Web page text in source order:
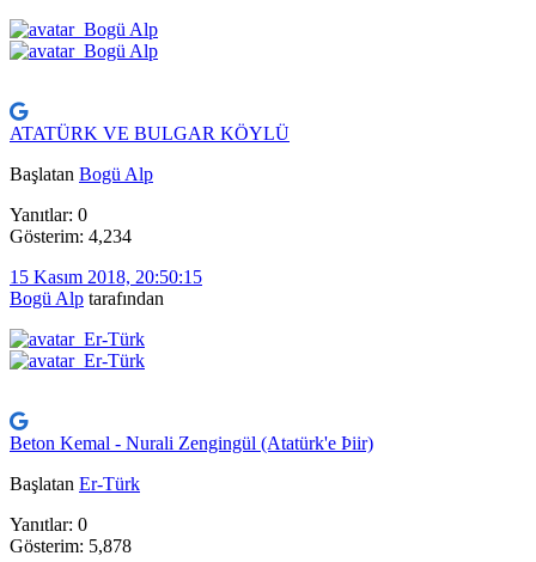
ATATÜRK VE BULGAR KÖYLÜ
Başlatan Bogü Alp
Yanıtlar: 0
Gösterim: 4,234
15 Kasım 2018, 20:50:15
Bogü Alp tarafından
Beton Kemal - Nurali Zengingül (Atatürk'e Þiir)
Başlatan Er-Türk
Yanıtlar: 0
Gösterim: 5,878